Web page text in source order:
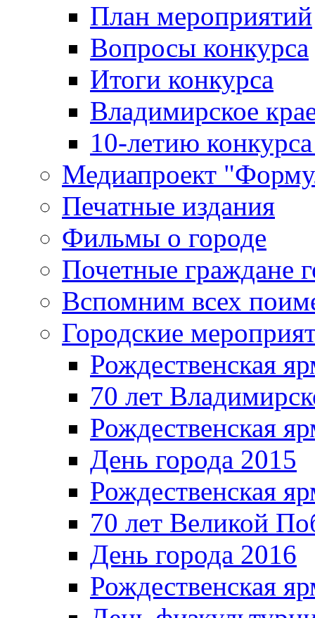
План мероприятий
Вопросы конкурса
Итоги конкурса
Владимирское
10-летию
Медиапроект
Печатные издания
Фильмы о городе
Почетные граждане
Вспомним всех
Городские
Рождественская
70 лет
Рождественская
День города 2015
Рождественская
70 лет Великой
День города 2016
Рождественская